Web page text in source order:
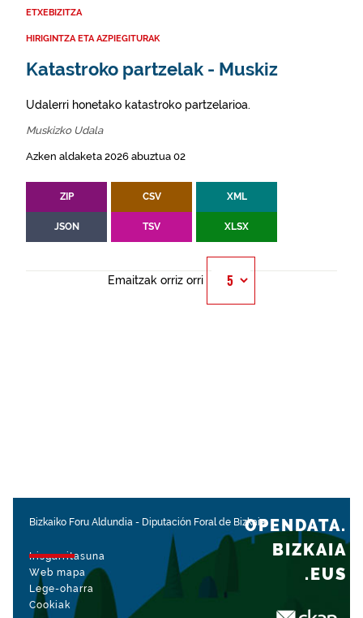
ETXEBIZITZA
HIRIGINTZA ETA AZPIEGITURAK
Katastroko partzelak - Muskiz
Udalerri honetako katastroko partzelarioa.
Muskizko Udala
Azken aldaketa 2026 abuztua 02
ZIP CSV XML
JSON TSV XLSX
Emaitzak orriz orri
Bizkaiko Foru Aldundia - Diputación Foral de Bizkaia
Irisgarritasuna
Web mapa
Lege-oharra
Cookiak
OPENDATA.
BIZKAIA
.EUS